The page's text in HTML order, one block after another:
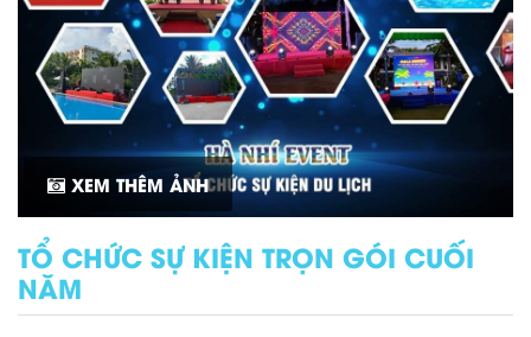
XEM THÊM ẢNH
TỔ CHỨC SỰ KIỆN TRỌN GÓI CUỐI
NĂM